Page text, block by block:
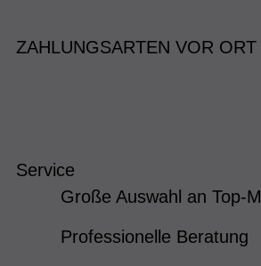
ZAHLUNGSARTEN VOR ORT
Service
Große Auswahl an Top-
Professionelle Beratung